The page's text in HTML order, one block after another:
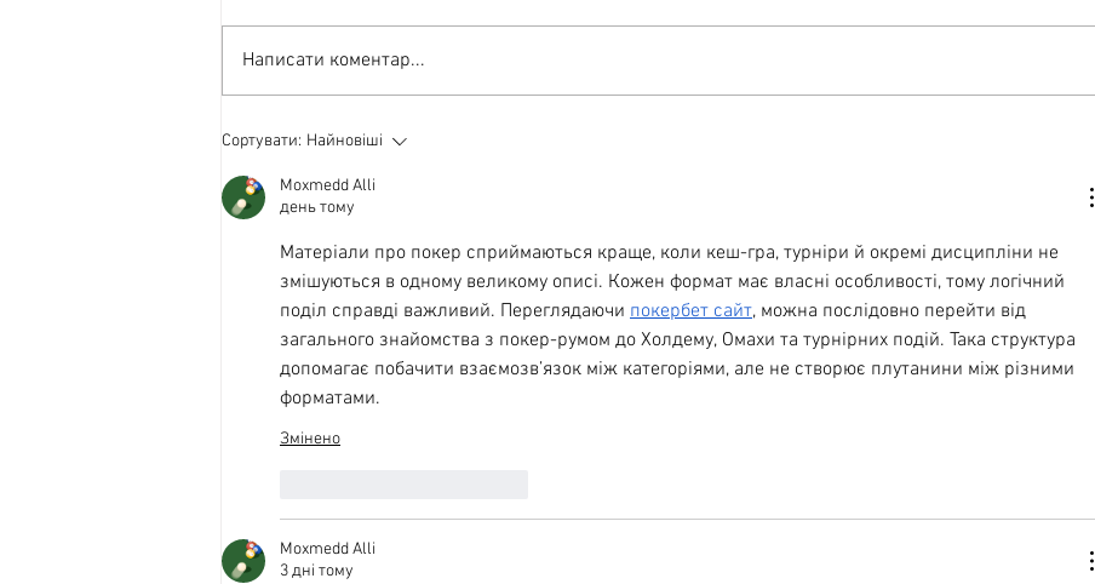
бокси та кейтеринг для
відпочинку на природі
«Кейтеринг Львів»
Написати коментар...
Сортувати: Найновіші
Moxmedd Alli
день тому
Матеріали про покер сприймаються краще, коли кеш-гра, турніри й окремі дисципліни не
змішуються в одному великому описі. Кожен формат має власні особливості, тому логічний
поділ справді важливий. Переглядаючи покербет сайт, можна послідовно перейти від
загального знайомства з покер-румом до Холдему, Омахи та турнірних подій. Така структура
допомагає побачити взаємозв’язок між категоріями, але не створює плутанини між різними
форматами.
Змінено
Moxmedd Alli
3 дні тому